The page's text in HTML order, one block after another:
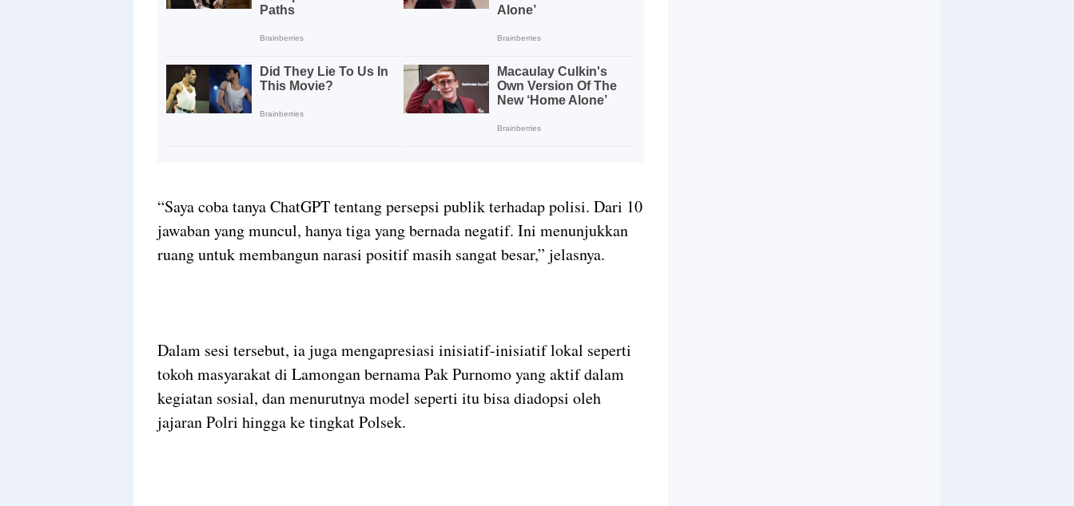
“Saya coba tanya ChatGPT tentang persepsi publik terhadap polisi. Dari 10
jawaban yang muncul, hanya tiga yang bernada negatif. Ini menunjukkan
ruang untuk membangun narasi positif masih sangat besar,” jelasnya.
Dalam sesi tersebut, ia juga mengapresiasi inisiatif-inisiatif lokal seperti
tokoh masyarakat di Lamongan bernama Pak Purnomo yang aktif dalam
kegiatan sosial, dan menurutnya model seperti itu bisa diadopsi oleh
jajaran Polri hingga ke tingkat Polsek.